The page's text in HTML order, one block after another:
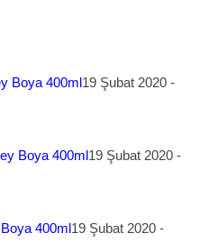
Boya 400ml19 Şubat 2020 -
Boya 400ml19 Şubat 2020 -
400ml19 Şubat 2020 -